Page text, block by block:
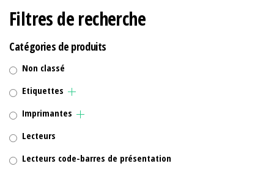
Filtres de recherche
Catégories de produits
Non classé
Etiquettes
Imprimantes
Lecteurs
Lecteurs code-barres de présentation